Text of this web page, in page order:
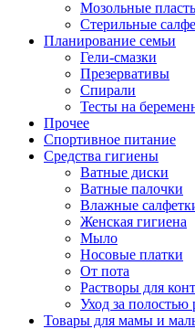
Мозольные
Стерильные
Планирование семьи
Гели-смазки
Презервативы
Спирали
Тесты на
Прочее
Спортивное питание
Средства гигиены
Ватные диски
Ватные палочки
Влажные
Женская гигиена
Мыло
Носовые платки
От пота
Растворы для
Уход за полостью
Товары для мамы и